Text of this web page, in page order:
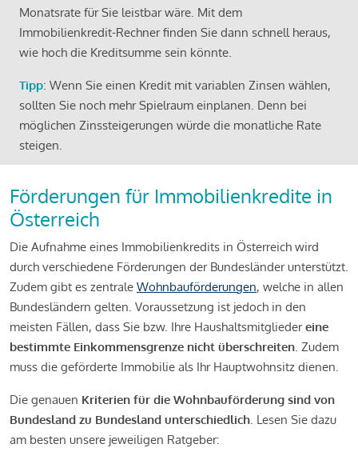
Monatsrate für Sie leistbar wäre. Mit dem
Immobilienkredit-Rechner finden Sie dann schnell heraus,
wie hoch die Kreditsumme sein könnte.
Tipp: Wenn Sie einen Kredit mit variablen Zinsen wählen,
sollten Sie noch mehr Spielraum einplanen. Denn bei
möglichen Zinssteigerungen würde die monatliche Rate
steigen.
Förderungen für Immobilienkredite in
Österreich
Die Aufnahme eines Immobilienkredits in Österreich wird
durch verschiedene Förderungen der Bundesländer unterstützt.
Zudem gibt es zentrale Wohnbauförderungen, welche in allen
Bundesländern gelten. Voraussetzung ist jedoch in den
meisten Fällen, dass Sie bzw. Ihre Haushaltsmitgliedereine
bestimmte Einkommensgrenze nicht überschreiten. Zudem
muss die geförderte Immobilie als Ihr Hauptwohnsitz dienen.
Die genauen Kriterien für die Wohnbauförderung sind von
Bundesland zu Bundesland unterschiedlich. Lesen Sie dazu
am besten unsere jeweiligen Ratgeber: